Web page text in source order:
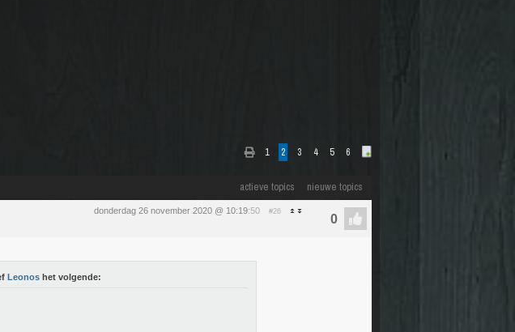
1 2 3 4 5 6
actieve topics nieuwe topics
donderdag 26 november 2020 @ 10:19:50 #26
Leonos het volgende: